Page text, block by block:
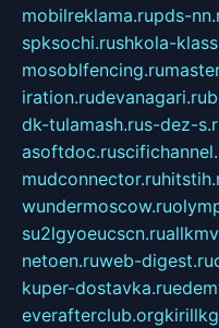
mobilreklama.rupds-
spksochi.rushkola-
mosoblfencing.ru
iration.rudevanagari.ru
dk-tulamash.rus-dez-
asoftdoc.ru
mudconnector.ru
wundermoscow.ru
su2lgyoeucscn.ru
netoen.ruweb-digest.ru
kuper-dostavka.ru
everafterclub.org